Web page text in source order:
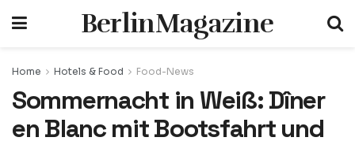
BerlinMagazine
Home Hotels & Food Food-News
Sommernacht in Weiß: Dîner
en Blanc mit Bootsfahrt und